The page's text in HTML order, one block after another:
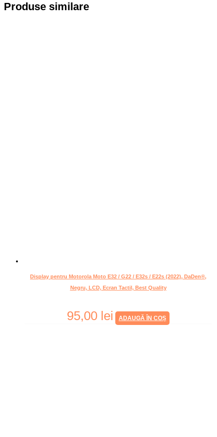
Produse similare
Display pentru Motorola Moto E32 / G22 / E32s / E22s (2022), DaDen®,
Negru, LCD, Ecran Tactil, Best Quality
95,00 lei ADAUGĂ ÎN COȘ